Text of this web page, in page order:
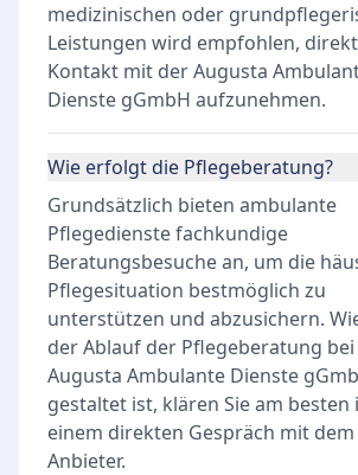
medizinischen oder
Leistungen wird empfohlen, direkt
Kontakt mit der Augusta
Dienste gGmbH aufzunehmen.
Wie erfolgt die Pflegeberatung?
Grundsätzlich bieten ambulante
Pflegedienste fachkundige
Beratungsbesuche an, um die
Pflegesituation bestmöglich zu
unterstützen und abzusichern.
der Ablauf der Pflegeberatung
Augusta Ambulante Dienste
gestaltet ist, klären Sie am besten
einem direkten Gespräch mit dem
Anbieter.